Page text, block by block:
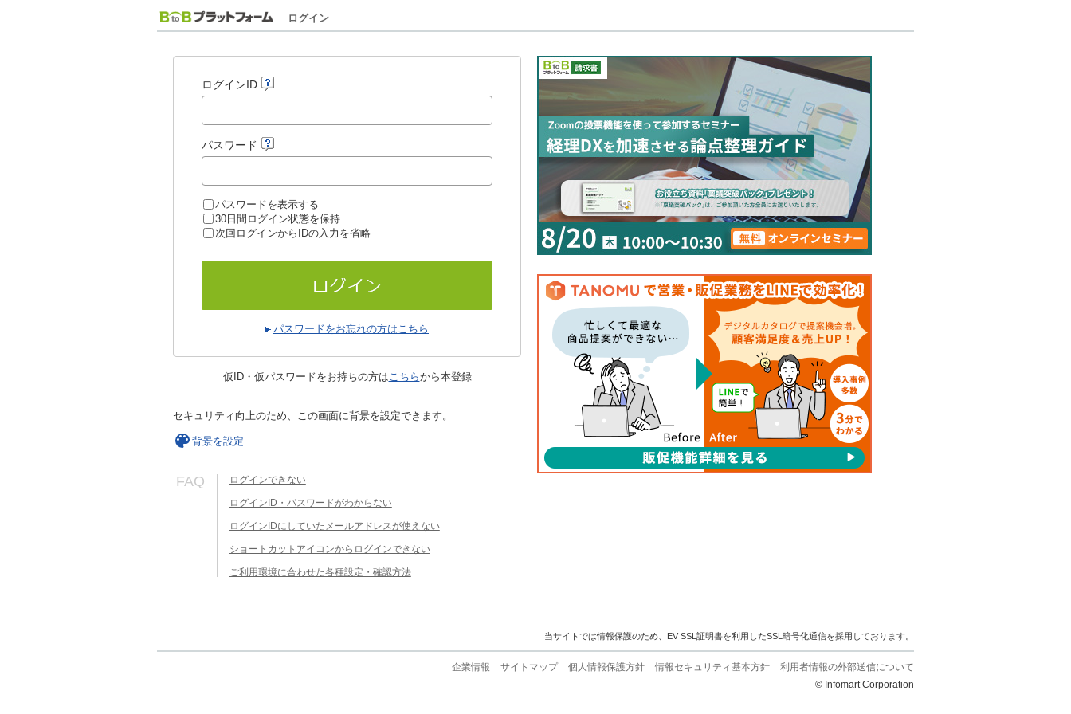
ログイン
ログインID
パスワード
パスワードを表示する
30日間ログイン状態を保持
次回ログインからIDの入力を省略
パスワードをお忘れの方はこちら
仮ID・仮パスワードをお持ちの方はこちらから本登録
セキュリティ向上のため、この画面に背景を設定できます。
背景を設定
FAQ ログインできない
ログインID・パスワードがわからない
ログインIDにしていたメールアドレスが使えない
ショートカットアイコンからログインできない
ご利用環境に合わせた各種設定・確認方法
当サイトでは情報保護のため、EV SSL証明書を利用したSSL暗号化通信を採用しております。
企業情報 サイトマップ 個人情報保護方針 情報セキュリティ基本方針
利用者情報の外部送信について
© Infomart Corporation